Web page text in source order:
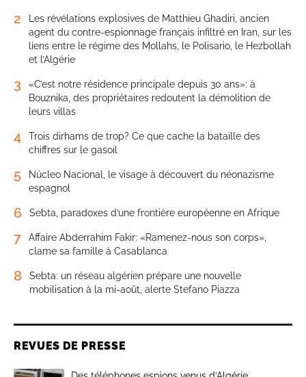
2
Les révélations explosives de Matthieu Ghadiri, ancien
agent du contre-espionnage français infiltré en Iran, sur les
liens entre le régime des Mollahs, le Polisario, le Hezbollah
et l’Algérie
3
«C’est notre résidence principale depuis 30 ans»: à
Bouznika, des propriétaires redoutent la démolition de
leurs villas
4
Trois dirhams de trop? Ce que cache la bataille des
chiffres sur le gasoil
5
Núcleo Nacional, le visage à découvert du néonazisme
espagnol
6 Sebta, paradoxes d’une frontière européenne en Afrique
7
Affaire Abderrahim Fakir: «Ramenez-nous son corps»,
clame sa famille à Casablanca
8
Sebta: un réseau algérien prépare une nouvelle
mobilisation à la mi-août, alerte Stefano Piazza
REVUES DE PRESSE